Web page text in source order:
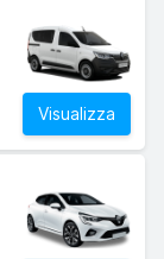
Visualizza